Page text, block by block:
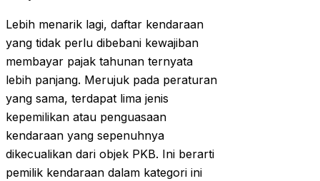
Lebih menarik lagi, daftar kendaraan
yang tidak perlu dibebani kewajiban
membayar pajak tahunan ternyata
lebih panjang. Merujuk pada peraturan
yang sama, terdapat lima jenis
kepemilikan atau penguasaan
kendaraan yang sepenuhnya
dikecualikan dari objek PKB. Ini berarti
pemilik kendaraan dalam kategori ini